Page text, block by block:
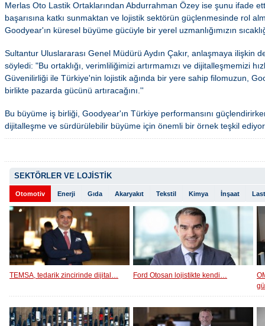
Merlas Oto Lastik Ortaklarından Abdurrahman Özey ise şunu ifade
başarısına katkı sunmaktan ve lojistik sektörün güçlenmesinde rol
Goodyear'ın küresel büyüme gücüyle bir yerel uzmanlığımızın
Sultantur Uluslararası Genel Müdürü Aydın Çakır, anlaşmaya ilişkin
söyledi: "Bu ortaklığı, verimliliğimizi artırmamızı ve dijitalleşmemizi
Güvenilirliği ile Türkiye'nin lojistik ağında bir yere sahip filomuzun,
birlikte pazarda gücünü artıracağını.''
Bu büyüme iş birliği, Goodyear'ın Türkiye performansını
dijitalleşme ve sürdürülebilir büyüme için önemli bir örnek teşkil
SEKTÖRLER VE LOJİSTİK
Otomotiv Enerji Gıda Akaryakıt Tekstil Kimya İnşaat
TEMSA, tedarik zincirinde dijital… Ford Otosan lojistikte kendi…